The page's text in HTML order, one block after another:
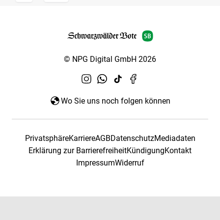
© NPG Digital GmbH 2026
Wo Sie uns noch folgen können
PrivatsphäreKarriereAGBDatenschutzMediadaten
Erklärung zur BarrierefreiheitKündigungKontakt
ImpressumWiderruf